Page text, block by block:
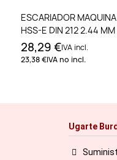
Añadir
ESCARIADOR
HSS-E DIN 212 2.44 MM
28,29 €IVA incl.
23,38 €IVA no incl.
Ugarte